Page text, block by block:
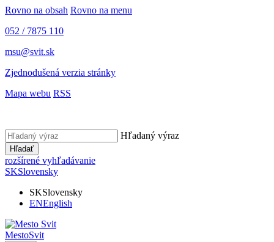
Rovno na obsah Rovno na menu
052 / 7875 110
msu@svit.sk
Zjednodušená verzia stránky
Mapa webu RSS
Hľadaný výraz
Hľadať
rozšírené vyhľadávanie
SKSlovensky
SKSlovensky
ENEnglish
MestoSvit